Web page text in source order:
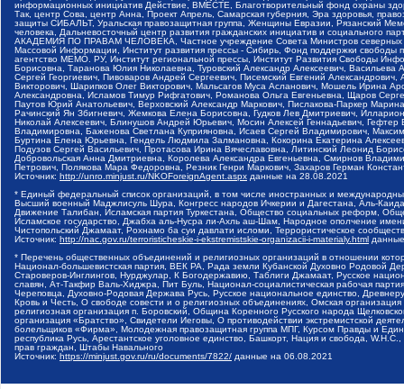
информационных инициатив Действие, ВМЕСТЕ, Благотворительный фонд охраны
Так, центр Сова, центр Анна, Проект Апрель, Самарская губерния, Эра здоровья,
защиты СИБАЛЬТ, Уральская правозащитная группа, Женщины Евразии, Рязанский
человека, Дальневосточный центр развития гражданских инициатив и социального
АКАДЕМИЯ ПО ПРАВАМ ЧЕЛОВЕКА, Частное учреждение Совета Министров северных
Массовой Информации, Институт развития прессы - Сибирь, Фонд поддержки
агентство МЕМО. РУ, Институт региональной прессы, Институт Развития Свободы
Борисовна, Таранова Юлия Николаевна, Туровский Александр Алексеевич,
Сергей Георгиевич, Пивоваров Андрей Сергеевич, Писемский Евгений
Викторович, Шарипков Олег Викторович, Мальсагов Муса Асланович, Мошель Ирина
Александровна, Исламов Тимур Рифгатович, Романова Ольга Евгеньевна, Щаров
Паутов Юрий Анатольевич, Верховский Александр Маркович, Пислакова-Паркер
Рачинский Ян Збигневич, Жемкова Елена Борисовна, Гудков Лев Дмитриевич,
Николай Алексеевич, Блинушов Андрей Юрьевич, Мосин Алексей Геннадьевич,
Владимировна, Баженова Светлана Куприяновна, Исаев Сергей Владимирович,
Буртина Елена Юрьевна, Гендель Людмила Залмановна, Кокорина Екатерина
Подузов Сергей Васильевич, Протасова Ирина Вячеславовна, Литинский Леонид
Добровольская Анна Дмитриевна, Королева Александра Евгеньевна, Смирнов
Петрович, Полякова Мара Федоровна, Резник Генри Маркович, Захаров Герман
Источник: http://unro.minjust.ru/NKOForeignAgent.aspx данные на 28.08.2021
* Единый федеральный список организаций, в том числе иностранных и
Высший военный Маджлисуль Шура, Конгресс народов Ичкерии и Дагестана, Аль-
Движение Талибан, Исламская партия Туркестана, Общество социальных реформ,
Исламское государство, Джабха аль-Нусра ли-Ахль аш-Шам, Народное ополчение
Чистопольский Джамаат, Рохнамо ба суи давлати исломи, Террористическое
Источник: http://nac.gov.ru/terroristicheskie-i-ekstremistskie-organizacii-i-materialy.html
* Перечень общественных объединений и религиозных организаций в отношении
Национал-большевистская партия, ВЕК РА, Рада земли Кубанской Духовно Родовой
Староверов-Инглингов, Нурджулар, К Богодержавию, Таблиги Джамаат, Русское
славян, Ат-Такфир Валь-Хиджра, Пит Буль, Национал-социалистическая рабочая
Череповца, Духовно-Родовая Держава Русь, Русское национальное единство,
Кровь и Честь, О свободе совести и о религиозных объединениях, Омская
религиозная организация п. Боровский, Община Коренного Русского народа
организация «Братство», Свидетели Иеговы, О противодействии экстремистской
болельщиков «Фирма», Молодежная правозащитная группа МПГ, Курсом Правды и
республика Русь, Арестантское уголовное единство, Башкорт, Нация и свобода,
прав граждан, Штабы Навального
Источник: https://minjust.gov.ru/ru/documents/7822/ данные на 06.08.2021